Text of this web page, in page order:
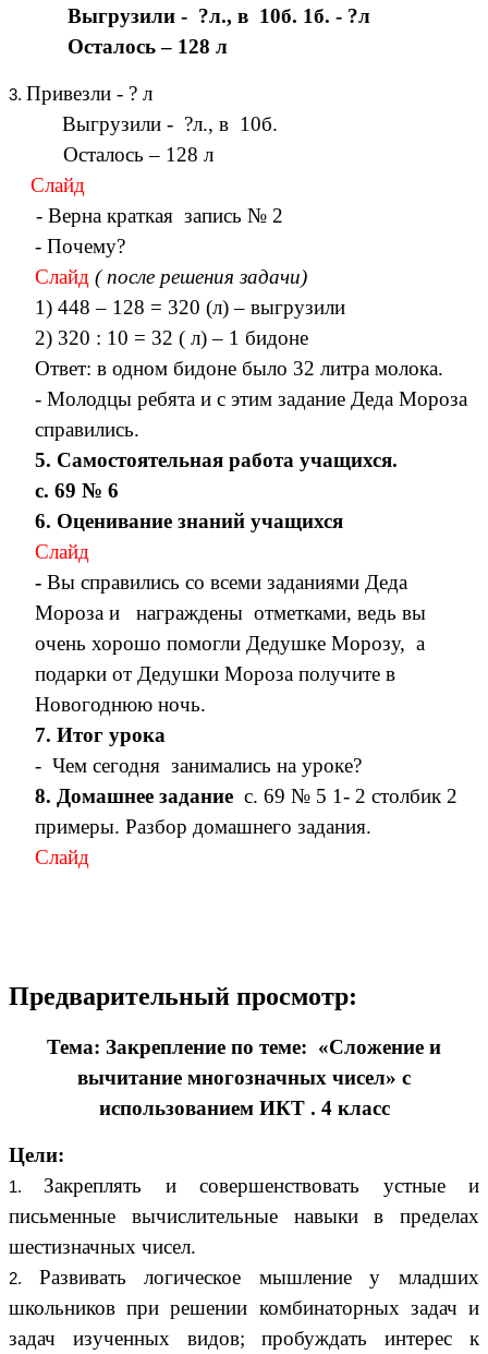
Выгрузили - ?л., в 10б. 1б. - ?л
Осталось – 128 л
Привезли - ? л
Выгрузили - ?л., в 10б.
Осталось – 128 л
Слайд
- Верна краткая запись № 2
- Почему?
Слайд ( после решения задачи)
1) 448 – 128 = 320 (л) – выгрузили
2) 320 : 10 = 32 ( л) – 1 бидоне
Ответ: в одном бидоне было 32 литра молока.
- Молодцы ребята и с этим задание Деда Мороза
справились.
5. Самостоятельная работа учащихся.
с. 69 № 6
6. Оценивание знаний учащихся
Слайд
- Вы справились со всеми заданиями Деда
Мороза и награждены отметками, ведь вы
очень хорошо помогли Дедушке Морозу, а
подарки от Дедушки Мороза получите в
Новогоднюю ночь.
7. Итог урока
- Чем сегодня занимались на уроке?
8. Домашнее задание с. 69 № 5 1- 2 столбик 2
примеры. Разбор домашнего задания.
Слайд
Предварительный просмотр:
Тема: Закрепление по теме: «Сложение и
вычитание многозначных чисел» с
использованием ИКТ . 4 класс
Цели:
Закреплять и совершенствовать устные и
письменные вычислительные навыки в пределах
шестизначных чисел.
Развивать логическое мышление у младших
школьников при решении комбинаторных задач и
задач изученных видов; пробуждать интерес к